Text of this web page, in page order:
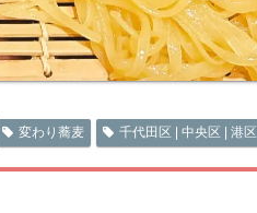
変わり蕎麦 千代田区 | 中央区 | 港区